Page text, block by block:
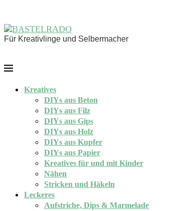
Für Kreativlinge und Selbermacher
Kreatives
DIYs aus Beton
DIYs aus Filz
DIYs aus Gips
DIYs aus Holz
DIYs aus Kupfer
DIYs aus Papier
Kreatives für und mit Kinder
Nähen
Stricken und Häkeln
Leckeres
Aufstriche, Dips & Marmelade